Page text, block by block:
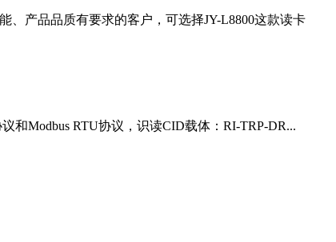
、产品品质有要求的客户，可选择JY-L8800这款读卡
和Modbus RTU协议，识读CID载体：RI-TRP-DR...